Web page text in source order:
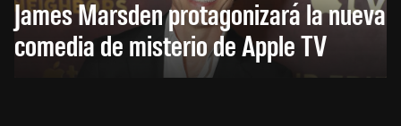
James Marsden protagonizará la nueva
comedia de misterio de Apple TV